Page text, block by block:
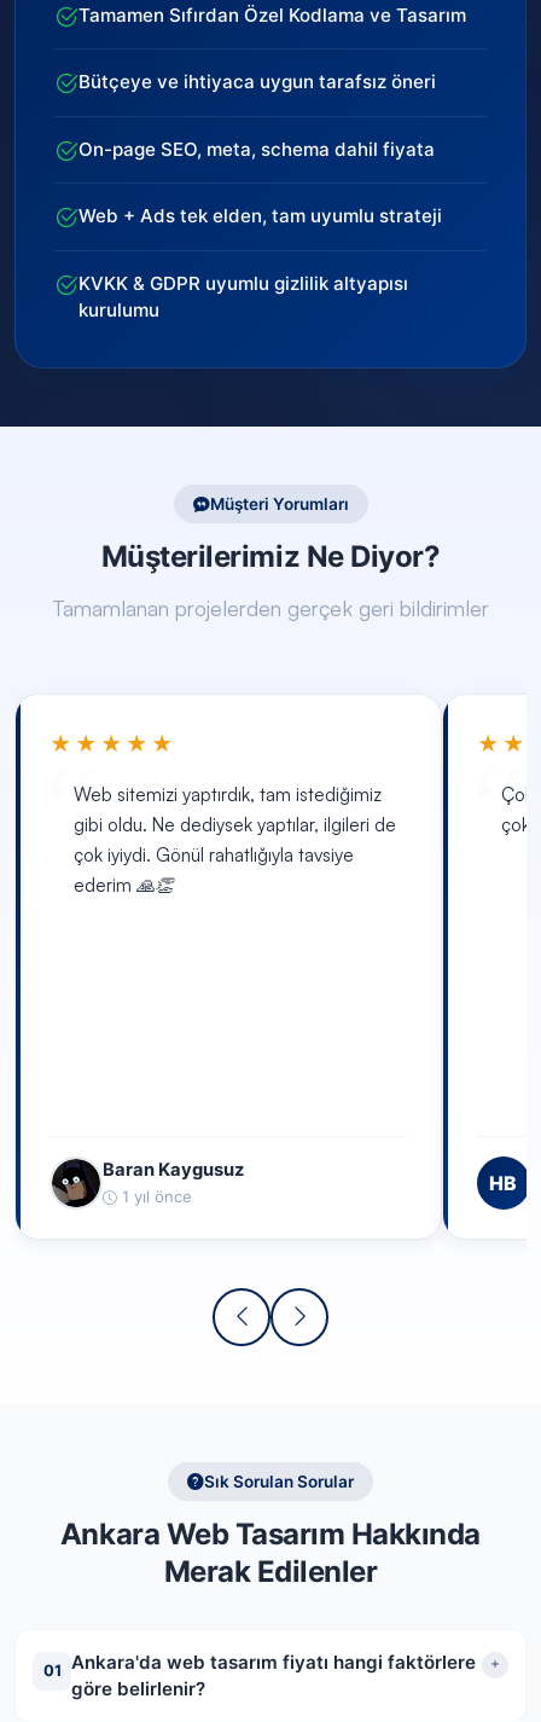
Tamamen Sıfırdan Özel Kodlama ve Tasarım
Bütçeye ve ihtiyaca uygun tarafsız öneri
On-page SEO, meta, schema dahil fiyata
Web + Ads tek elden, tam uyumlu strateji
KVKK & GDPR uyumlu gizlilik altyapısı
kurulumu
Müşteri Yorumları
Müşterilerimiz Ne Diyor?
Tamamlanan projelerden gerçek geri bildirimler
★★★★★
Web sitemizi yaptırdık, tam istediğimiz
gibi oldu. Ne dediysek yaptılar, ilgileri de
çok iyiydi. Gönül rahatlığıyla tavsiye
ederim 🙏👏
Baran Kaygusuz
1 yıl önce
Çok
çok
HB
Sık Sorulan Sorular
Ankara Web Tasarım Hakkında
Merak Edilenler
01 Ankara'da web tasarım fiyatı hangi faktörlere
göre belirlenir?